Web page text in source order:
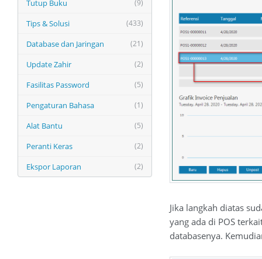
(9)
Tutup Buku
(433)
Tips & Solusi
(21)
Database dan Jaringan
(2)
Update Zahir
(5)
Fasilitas Password
(1)
Pengaturan Bahasa
(5)
Alat Bantu
(2)
Peranti Keras
(2)
Ekspor Laporan
Jika langkah diatas
yang ada di POS
databasenya.